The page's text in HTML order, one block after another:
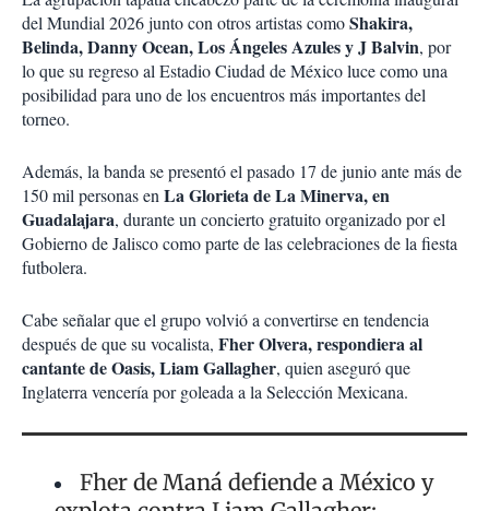
del Mundial 2026 junto con otros artistas comoShakira,
Belinda, Danny Ocean, Los Ángeles Azules y J Balvin, por
lo que su regreso al Estadio Ciudad de México luce como una
posibilidad para uno de los encuentros más importantes del
torneo.
Además, la banda se presentó el pasado 17 de junio ante más de
150 mil personas enLa Glorieta de La Minerva, en
Guadalajara, durante un concierto gratuito organizado por el
Gobierno de Jalisco como parte de las celebraciones de la fiesta
futbolera.
Cabe señalar que el grupo volvió a convertirse en tendencia
después de que su vocalista, Fher Olvera, respondiera al
cantante de Oasis, Liam Gallagher, quien aseguró que
Inglaterra vencería por goleada a la Selección Mexicana.
Fher de Maná defiende a México y